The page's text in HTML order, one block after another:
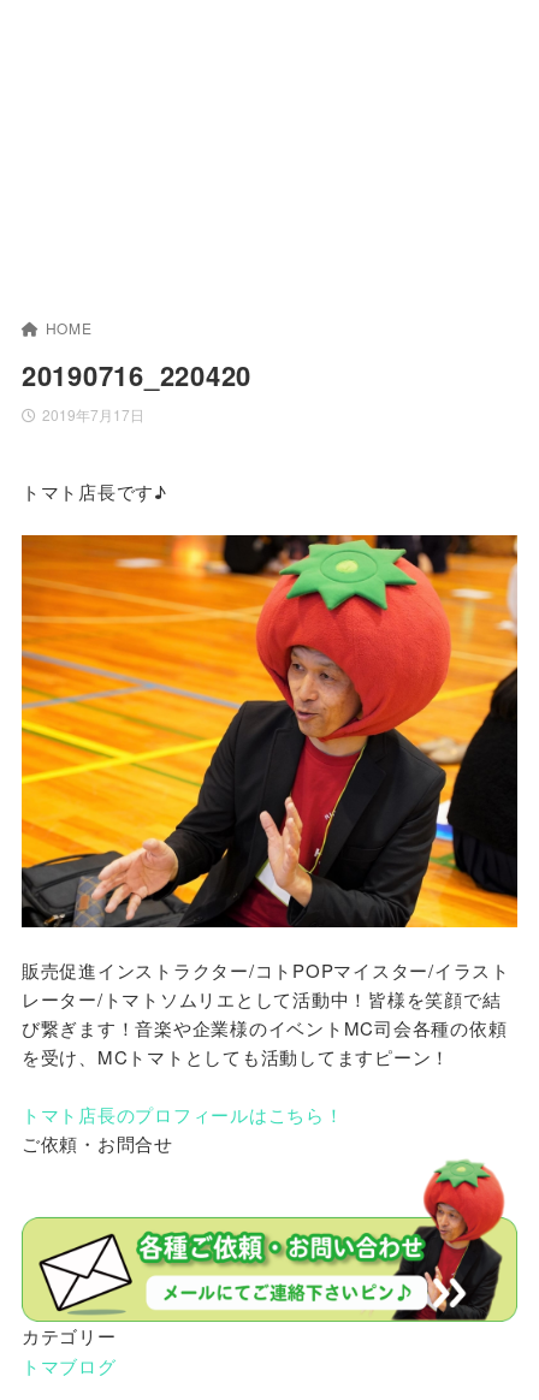
HOME
20190716_220420
2019年7月17日
トマト店長です♪
販売促進インストラクター/コトPOPマイスター/イラスト
レーター/トマトソムリエとして活動中！皆様を笑顔で結
び繋ぎます！音楽や企業様のイベントMC司会各種の依頼
を受け、MCトマトとしても活動してますピーン！
トマト店長のプロフィールはこちら！
ご依頼・お問合せ
カテゴリー
トマブログ